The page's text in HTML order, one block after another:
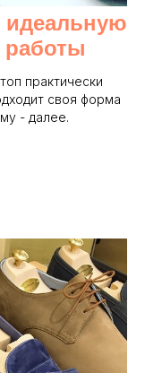
идеальную
практически
своя форма
- далее.